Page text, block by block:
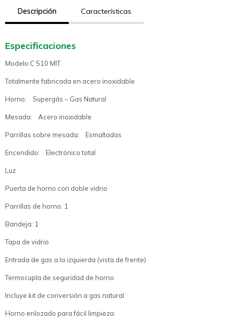
Descripción Características
Especificaciones
Modelo C 510 MIT
Totalmente fabricada en acero inoxidable
Horno: Supergás – Gas Natural
Mesada: Acero inoxidable
Parrillas sobre mesada: Esmaltadas
Encendido: Electrónico total
Luz
Puerta de horno con doble vidrio
Parrillas de horno: 1
Bandeja: 1
Tapa de vidrio
Entrada de gas a la izquierda (vista de frente)
Termocupla de seguridad de horno
Incluye kit de conversión a gas natural
Horno enlozado para fácil limpieza.